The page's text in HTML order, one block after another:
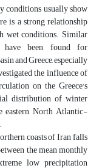
conditions usually show
is a strong relationship
wet conditions. Similar
have been found for
and Greece, especially
the influence of
on the Greece's
distribution of winter
eastern North Atlantic-
coasts of Iran falls
the mean monthly
low precipitation